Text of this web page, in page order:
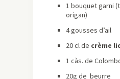
1 bouquet garni
origan)
4 gousses d’ail
20 cl de crème
1 càs. de
20g de beurre